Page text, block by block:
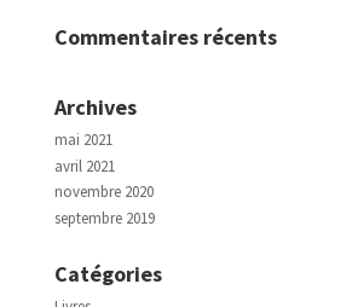
Commentaires récents
Archives
mai 2021
avril 2021
novembre 2020
septembre 2019
Catégories